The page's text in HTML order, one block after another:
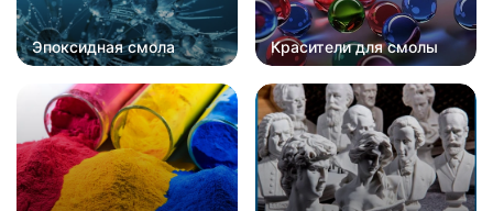
Эпоксидная смола Красители для смолы